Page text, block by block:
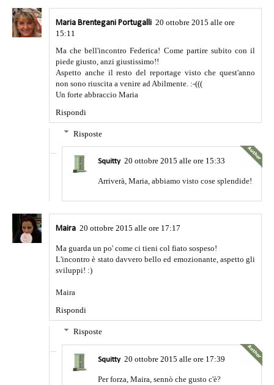
Maria Brentegani Portugalli 20 ottobre 2015 alle ore
15:11
Ma che bell'incontro Federica! Come partire subito con il
piede giusto, anzi giustissimo!!
Aspetto anche il resto del reportage visto che quest'anno
non sono riuscita a venire ad Abilmente. :-(((
Un forte abbraccio Maria
Rispondi
Risposte
Squitty 20 ottobre 2015 alle ore 15:33
Arriverà, Maria, abbiamo visto cose splendide!
Maira 20 ottobre 2015 alle ore 17:17
Ma guarda un po' come ci tieni col fiato sospeso!
L'incontro è stato davvero bello ed emozionante, aspetto gli
sviluppi! :)
Maira
Rispondi
Risposte
Squitty 20 ottobre 2015 alle ore 17:39
Per forza, Maira, sennò che gusto c'è?